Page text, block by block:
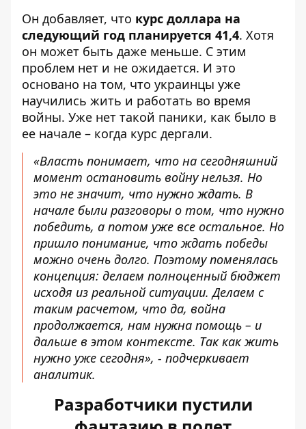
Он добавляет, что курс доллара на
следующий год планируется 41,4. Хотя
он может быть даже меньше. С этим
проблем нет и не ожидается. И это
основано на том, что украинцы уже
научились жить и работать во время
войны. Уже нет такой паники, как было в
ее начале – когда курс дергали.
«Власть понимает, что на сегодняшний
момент остановить войну нельзя. Но
это не значит, что нужно ждать. В
начале были разговоры о том, что нужно
победить, а потом уже все остальное. Но
пришло понимание, что ждать победы
можно очень долго. Поэтому поменялась
концепция: делаем полноценный бюджет
исходя из реальной ситуации. Делаем с
таким расчетом, что да, война
продолжается, нам нужна помощь – и
дальше в этом контексте. Так как жить
нужно уже сегодня», - подчеркивает
аналитик.
Разработчики пустили